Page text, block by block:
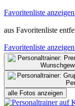
Favoritenliste anzeigen
aus Favoritenliste
Favoritenliste anzeigen
alle Fotos anzeigen